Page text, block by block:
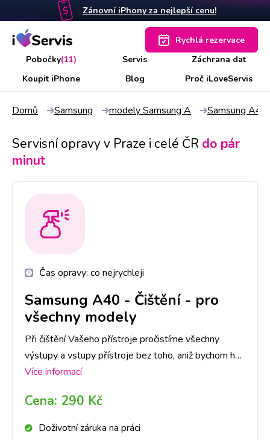
Zánovní iPhony za nejlepší cenu!
Pobočky(11) Servis
Záchrana dat
Koupit iPhone
Blog Proč iLoveServis
Rychlá rezervace
Domů Samsung modely Samsung A Samsung A40
Servisní opravy v Praze i celé ČR do pár
minut
Čas opravy: co nejrychleji
Samsung A40 - Čištění - pro
všechny modely
Při čištění Vašeho přístroje pročistíme všechny
výstupy a vstupy přístroje bez toho, aniž bychom ho
museli rozebrat. Stačí se zastavit u nás na pobočce a
Více informací
Cena: 290 Kč
Doživotní záruka na práci